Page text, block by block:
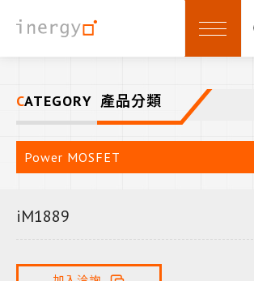
CATEGORY 產品分類
Power MOSFET
iM1889